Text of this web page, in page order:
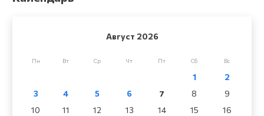
Август 2026
Пн Вт Ср Чт Пт Сб Вс
1
2
3
4 5 6 7 8
9
10
11 12 13 14 15
16